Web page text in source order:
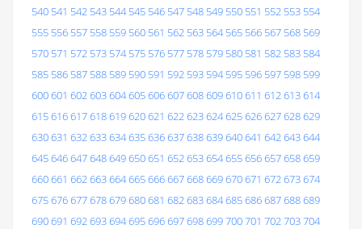
540 541 542 543 544 545 546 547 548 549 550 551 552 553 554
555 556 557 558 559 560 561 562 563 564 565 566 567 568 569
570 571 572 573 574 575 576 577 578 579 580 581 582 583 584
585 586 587 588 589 590 591 592 593 594 595 596 597 598 599
600601 602603604605606607608609610611 612613614
615616617618619620621 622623624625626627628629
630631 632633634635636637638639640641 642643644
645646647648649650651 652653654655656657658659
660661 662663664665666667668669670671 672673674
675676677678679680681 682683684685686687688689
690691 692693694695696697698699700701 702703704